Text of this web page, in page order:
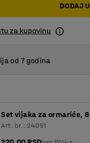
DODAJ
za kupovinu
od 7 godina
Set vijaka za ormariće,
Art. br.: 24051